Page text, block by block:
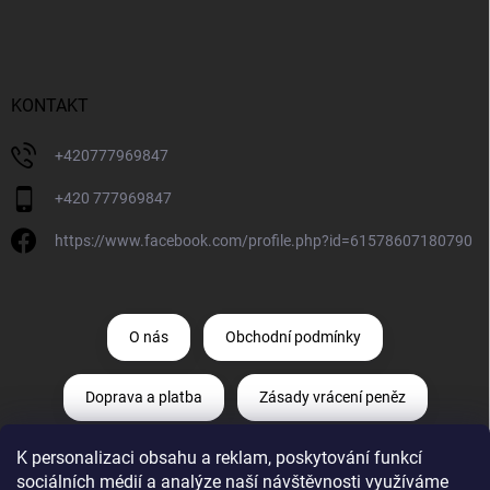
K personalizaci obsahu a reklam, poskytování funkcí
sociálních médií a analýze naší návštěvnosti využíváme
KONTAKT
+420777969847
+420 777969847
https://www.facebook.com/profile.php?id=61578607180790
O nás Obchodní podmínky
Doprava a platba Zásady vrácení peněz
Zásady ochrany osobních údajů